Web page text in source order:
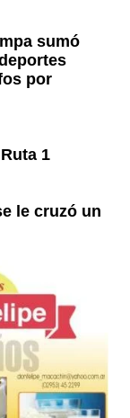
sumó
por
1
le cruzó un